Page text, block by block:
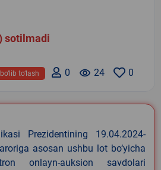
sotilmadi
0
remove_red_eye 24
0
to‘lash
Prezidentining 19.04.2024-
asosan ushbu lot bo‘yicha
onlayn-auksion savdolari